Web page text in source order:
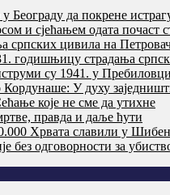
Београду да покрене
и сјећањем одата
цивила на
годишњицу страдања
су 1941. у
У духу
које не сме да утихне
правда и даље ћути
Хрвата славили у
без одговорности за